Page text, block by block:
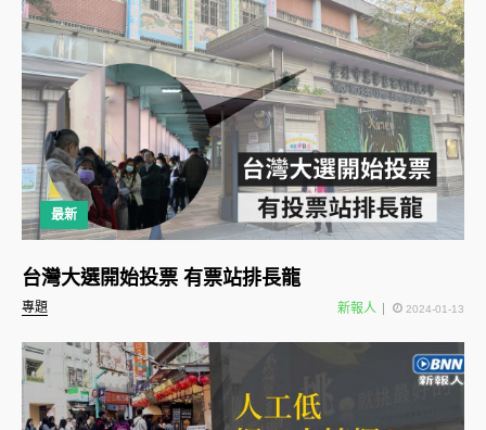
最新
專題
台灣大選開始投票 有票站排長龍
新報人 2024-01-13